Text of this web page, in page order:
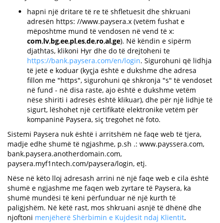
hapni një dritare të re të shfletuesit dhe shkruani
adresën https: //www.paysera.x (vetëm fushat e
mëposhtme mund të vendosen në vend të x:
com,lv,bg,ee,pl,es,de,ro,al,ge). Në këndin e sipërm
djathtas, klikoni Hyr dhe do të drejtoheni te
https://bank.paysera.com/en/login. Sigurohuni që lidhja
të jetë e koduar (kyçja është e dukshme dhe adresa
fillon me "https", sigurohuni që shkronja "s" të vendoset
në fund - në disa raste, ajo është e dukshme vetëm
nëse shiriti i adresës është klikuar), dhe për një lidhje të
sigurt, lëshohet një certifikatë elektronike vetëm për
kompaninë Paysera, siç tregohet në foto.
Sistemi Paysera nuk është i arritshëm në faqe web të tjera,
madje edhe shumë të ngjashme, p.sh .: www.payssera.com,
bank.paysera.anotherdomain.com,
paysera.myf1ntech.com/paysera/login, etj.
Nëse në këto lloj adresash arrini në një faqe web e cila është
shumë e ngjashme me faqen web zyrtare të Paysera, ka
shumë mundësi të keni përfunduar në një kurth të
paligjshëm. Në këtë rast, mos shkruani asnjë të dhënë dhe
njoftoni menjëherë Shërbimin e Kujdesit ndaj Klientit.